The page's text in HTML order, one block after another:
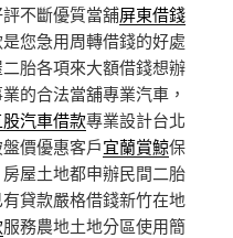
不斷優質當舖屏東借錢
您急用周轉借錢的好處
胎各項來大額借錢想辦
的合法當舖專業汽車，
股汽車借款專業設計台北
價優惠客戶宜蘭賞鯨保
屋土地都申辦民間二胎
貸款嚴格借錢新竹在地
服務農地土地分區使用簡